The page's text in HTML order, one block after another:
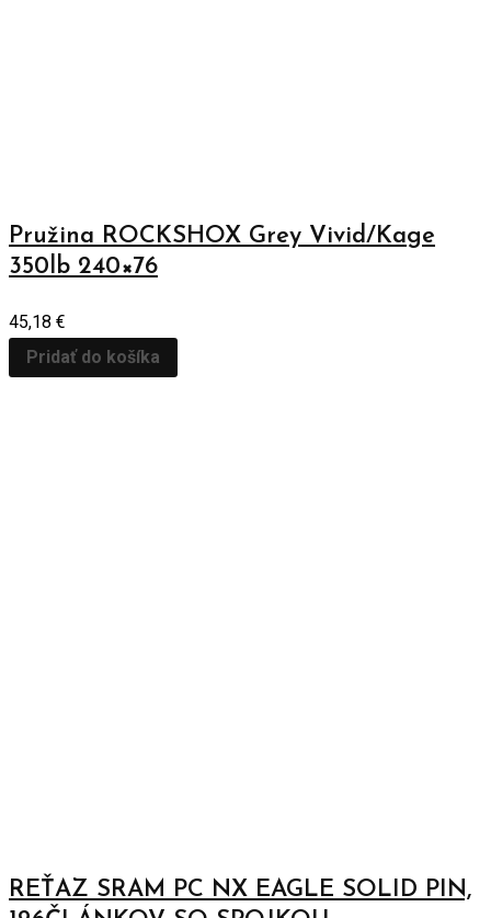
Pružina ROCKSHOX Grey Vivid/Kage
350lb 240×76
45,18 €
Pridať do košíka
REŤAZ SRAM PC NX EAGLE SOLID PIN,